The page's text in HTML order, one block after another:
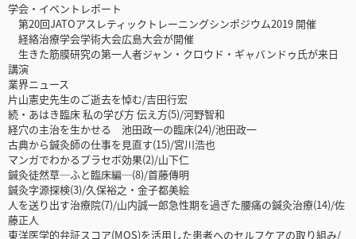
学会・イベントレポート
第20回JATOアスレティックトレーニングシンポジウム2019 開催
経絡治療学会学術大会広島大会が開催
生きた筋膜研究の第一人者ジャン・クロウド・ギャバンドゥ氏が来日
講演
業界ニュース
片山憲史先生のご逝去を悼む/吉田行宏
続・あはき臨床 私の学び方 伝え方(5)/河野智和
経穴の主治を生かせる 池田政一の臨床(24)/池田政一
古典から鍼灸師の仕事を見直す(15)/宮川浩也
マンガでわかるプラセボ効果(2)/山下仁
鍼灸徒然草─ふと臨床編─(8)/首藤傳明
鍼灸字源探検(3)/久保裕之・金子都美絵
人を送り出す治療院(7)/山内誠一郎急性期を過ぎた腰痛の鍼灸治療(14)/佐
藤正人
東洋医学的弁証スコア(MOS)を活用した患者へのセルフケアの取り組み/